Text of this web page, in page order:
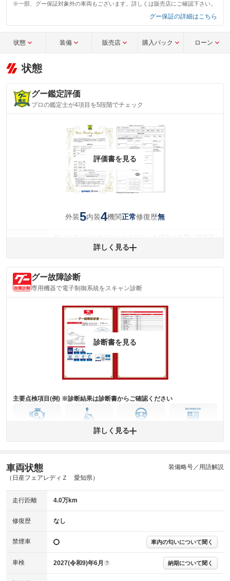
※一部、グー保証対象外の車両もございます。詳しくは販売店にご確認下さい。
グー保証の詳細はこちら
状態 装備 販売店 購入パック ローン
状態
グー鑑定評価
プロの鑑定士が4項目を5段階でチェック
評価書を見る
外装5内装4機関正常修復歴無
みですが、 小さなキズやヘコミが残っている場合もありま
内装
(内装状態)
気になる汚れ等が、部分的にあります。
主要機関に不具合はありません。
詳細は鑑定書をご確認ください。
※グー鑑定は保証サービスではございません。購入時は必ず現車をご確認
および表示項目が異なる場合がございます。
す。車両情報等の詳細は各販売店へお問い合わせ下さい。
詳しく見る
グー故障診断
専用機器で電子制御系統をスキャン診断
診断書を見る
主要点検項目(例) ※診断結果は診断書からご確認ください
ミッション
ステアリング
ABS その他
※グー故障診断は保証サービスではございません。購入時は必ず現車をご
※実際にお渡しする故障診断書につきましては、形式および表示項目が異
※グー故障診断書はあくまでも実施時点での診断結果となります。将来に
わたり車両状態を担保するものではありませんので、車両情報等の詳細は
詳しく見る
車両状態
（日産フェアレディＺ 愛知県）
装備略号／用語解説
走行距離 4.0万km
修復歴 なし
禁煙車 車内の匂いについて聞く
車検 2027(令和9)年6月 ? 納期について聞く